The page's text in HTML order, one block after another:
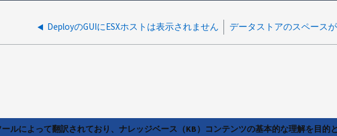
DeployのGUIにESXホストは表示されません
ルによって翻訳されており、ナレッジベース（KB）コンテンツの基本的な理解を目的